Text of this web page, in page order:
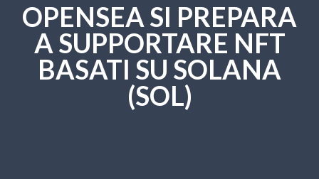
OPENSEA SI PREPARA
A SUPPORTARE NFT
BASATI SU SOLANA
(SOL)